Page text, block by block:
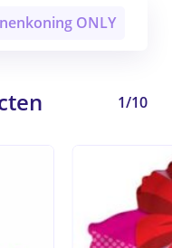
ONLY
1/10